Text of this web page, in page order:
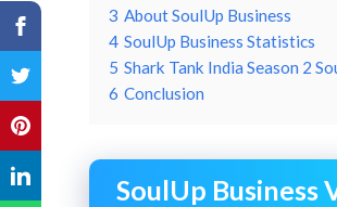
3 About SoulUp Business
4 SoulUp Business Statistics
5 Shark Tank India Season 2
6 Conclusion
SoulUp Business